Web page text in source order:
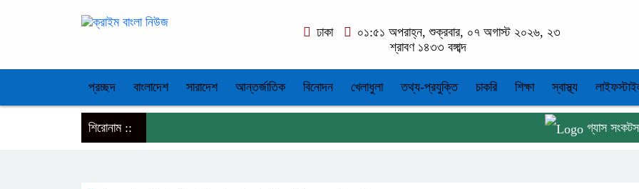
ঢাকা
০১:৫১ অপরাহ্ন, শুক্রবার, ০৭ অগাস্ট ২০২৬, ২৩
শ্রাবণ ১৪৩৩ বঙ্গাব্দ
প্রচ্ছদ বাংলাদেশ সারাদেশ আন্তর্জাতিক বিনোদন খেলাধুলা তথ্য-প্রযুক্তি চাকরি শিক্ষা স্বাস্থ্য
শিরোনাম :: গ্যাস সংকটসহ ১০